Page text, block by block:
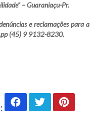
– Guaraniaçu-Pr.
e reclamações para a
(45) 9 9132-8230.